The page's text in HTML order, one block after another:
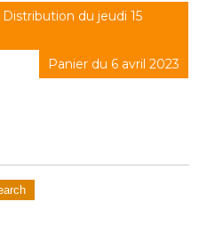
du jeudi 15
Panier du 6 avril 2023